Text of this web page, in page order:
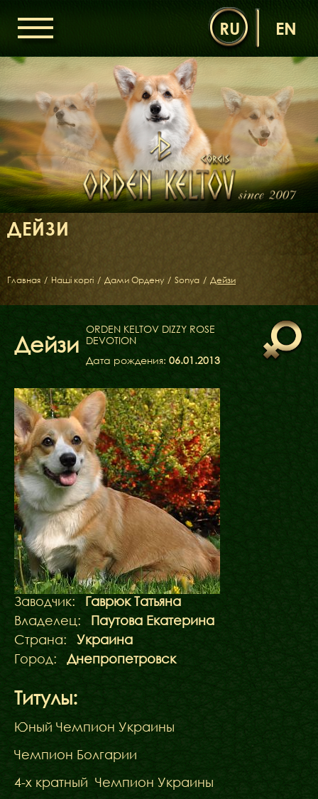
ДЕЙЗИ
Главная / Наші коргі / Дами Ордену / Sonya / Дейзи
Дейзи
ORDEN KELTOV DIZZY ROSE
DEVOTION
Дата рождения: 06.01.2013
Заводчик:
Гаврюк Татьяна
Владелец:
Паутова Екатерина
Страна:
Украина
Город:
Днепропетровск
Титулы:
Юный Чемпион Украины
Чемпион Болгарии
4-х кратный Чемпион Украины
RU EN
ОРДЕН КЕЛЬТІВ
НОВИНИ
ДИТЯЧА КІМНАТА
КОНТАКТИ
НАШІ КОРГІ
ДАМИ ОРДЕНУ
КАВАЛЕРИ ОРДЕНУ
ДИТЯЧА КІМНАТА
БІБЛІОТЕКА
МІФИ
БЛОГ